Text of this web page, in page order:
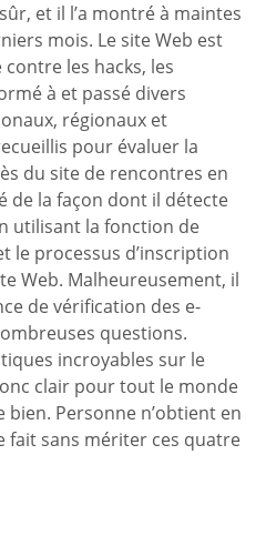
et il l’a montré à maintes
mois. Le site Web est
les hacks, les
à et passé divers
régionaux et
pour évaluer la
du site de rencontres en
de la façon dont il détecte
utilisant la fonction de
le processus d’inscription
Web. Malheureusement, il
de vérification des e-
questions.
incroyables sur le
clair pour tout le monde
bien. Personne n’obtient en
fait sans mériter ces quatre